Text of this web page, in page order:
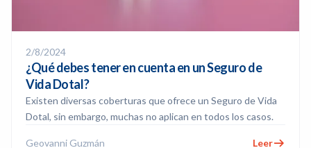
2/8/2024
¿Qué debes tener en cuenta en un Seguro de
Vida Dotal?
Existen diversas coberturas que ofrece un Seguro de Vida
Dotal, sin embargo, muchas no aplican en todos los casos.
Geovanni Guzmán Leer